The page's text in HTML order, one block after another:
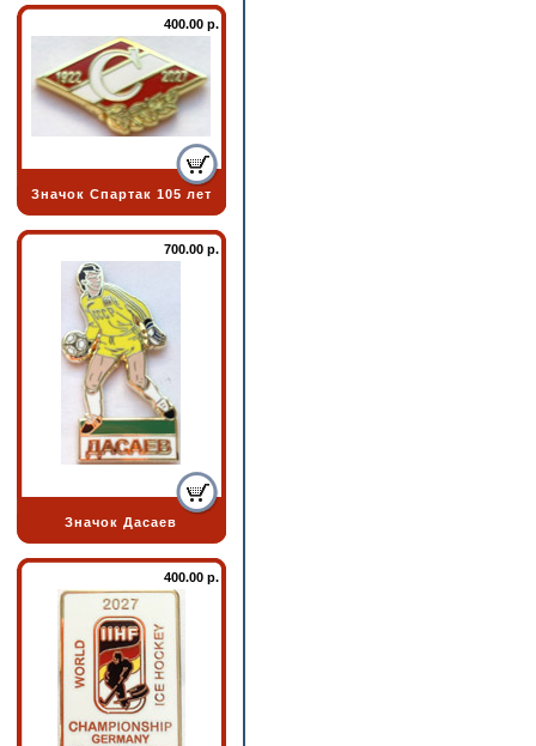
400.00 р.
Значок Спартак 105 лет
700.00 р.
Значок Дасаев
400.00 р.